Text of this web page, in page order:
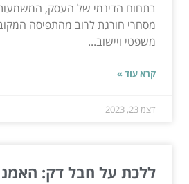
בתחום הדינמי של העסק,
מסחרי חורגת לרוב מהתפיסה
משפטי ויישוב...
קרא עוד »
דצמ 23, 2023
ללכת על חבל דק: